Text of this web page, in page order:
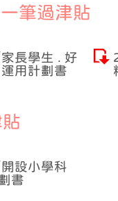
筆過津貼
長學生 . 好
用計劃書
設小學科
書